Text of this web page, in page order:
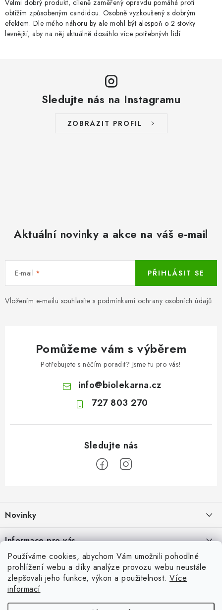
Používáme cookies, abychom Vám umožnili pohodlné
prohlížení webu a díky analýze provozu webu neustále
zlepšovali jeho funkce, výkon a použitelnost. Více
informací
Velmi dobrý produkt, cíleně zaměřený opravdu pomáhá proti
obtížím způsobeným candidou. Osobně vyzkoušený s dobrým
efektem. Dle mého náhoru by ale mohl být alespoň o 2 stovky
levnější, aby na něj aktuálně dosáhlo více potřebnývh lidí
Sledujte nás na Instagramu
ZOBRAZIT PROFIL
Aktuální novinky a akce na váš e-mail
E-mail
Vložením e-mailu souhlasíte s podmínkami ochrany osobních údajů
PŘIHLÁSIT SE
Pomůžeme vám s výběrem
Potřebujete s něčím poradit? Jsme tu pro vás!
info@biolekarna.cz
727 803 270
p
a
t
Novinky
Jak na klidné trávení na cestách
Fava boby: výživná luštěnina plná rostlinných bílkovin, vlákniny a
minerálů
3.8.2026
Informace pro vás
Odborný garant MUDr. Monika Klaudysová
Jak nakupovat
Přijímáme online platby
Oblíbené